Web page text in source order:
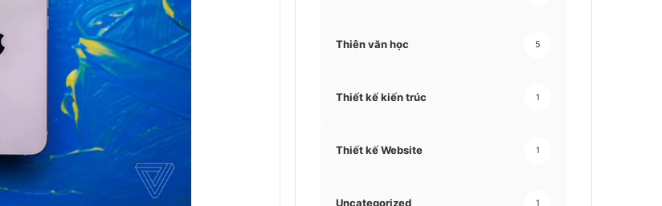
Thiên văn học 5
Thiết kế kiến trúc 1
Thiết kế Website 1
Uncategorized 1